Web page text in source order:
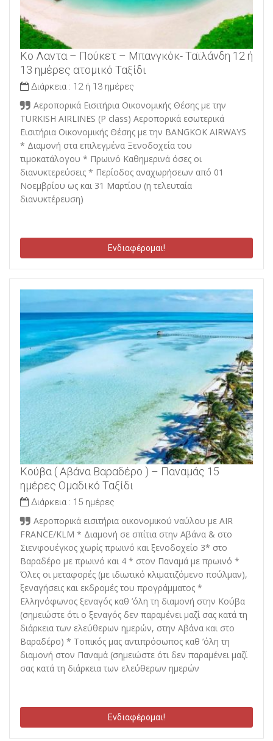
Κο Λαντα – Πούκετ – Μπανγκόκ- Ταϊλάνδη 12 ή
13 ημέρες ατομικό Ταξίδι
Διάρκεια : 12 ή 13 ημέρες
Αεροπορικά Εισιτήρια Οικονομικής Θέσης με την
TURKISH AIRLINES (P class) Αεροπορικά εσωτερικά
Εισιτήρια Οικονομικής Θέσης με την BANGKOK AIRWAYS
* Διαμονή στα επιλεγμένα Ξενοδοχεία του
τιμοκατάλογου * Πρωινό Καθημερινά όσες οι
διανυκτερεύσεις * Περίοδος αναχωρήσεων από 01
Νοεμβρίου ως και 31 Μαρτίου (η τελευταία
διανυκτέρευση)
Ενδιαφέρομαι!
Κούβα ( Αβάνα Βαραδέρο ) – Παναμάς 15
ημέρες Ομαδικό Ταξίδι
Διάρκεια : 15 ημέρες
Αεροπορικά εισιτήρια οικονομικού ναύλου με AIR
FRANCE/KLM * Διαμονή σε σπίτια στην Αβάνα & στο
Σιενφουέγκος χωρίς πρωινό και ξενοδοχείο 3* στο
Βαραδέρο με πρωινό και 4 * στον Παναμά με πρωινό *
Όλες οι μεταφορές (με ιδιωτικό κλιματιζόμενο πούλμαν),
ξεναγήσεις και εκδρομές του προγράμματος *
Ελληνόφωνος ξεναγός καθ ’όλη τη διαμονή στην Κούβα
(σημειώστε ότι ο ξεναγός δεν παραμένει μαζί σας κατά τη
διάρκεια των ελεύθερων ημερών, στην Αβάνα και στο
Βαραδέρο) * Τοπικός μας αντιπρόσωπος καθ ’όλη τη
διαμονή στον Παναμά (σημειώστε ότι δεν παραμένει μαζί
σας κατά τη διάρκεια των ελεύθερων ημερών
Ενδιαφέρομαι!